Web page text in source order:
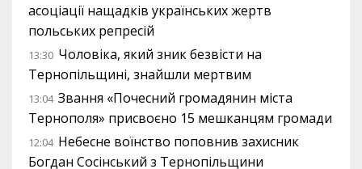
асоціації нащадків українських жертв
польських репресій
13:30 Чоловіка, який зник безвісти на
Тернопільщині, знайшли мертвим
13:04 Звання «Почесний громадянин міста
Тернополя» присвоєно 15 мешканцям громади
12:04 Небесне воїнство поповнив захисник
Богдан Сосінський з Тернопільщини